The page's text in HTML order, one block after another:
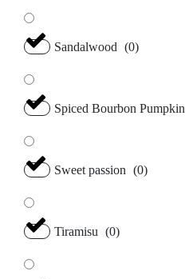
Sandalwood (0)
Spiced Bourbon Pumpkin
Sweet passion (0)
Tiramisu (0)